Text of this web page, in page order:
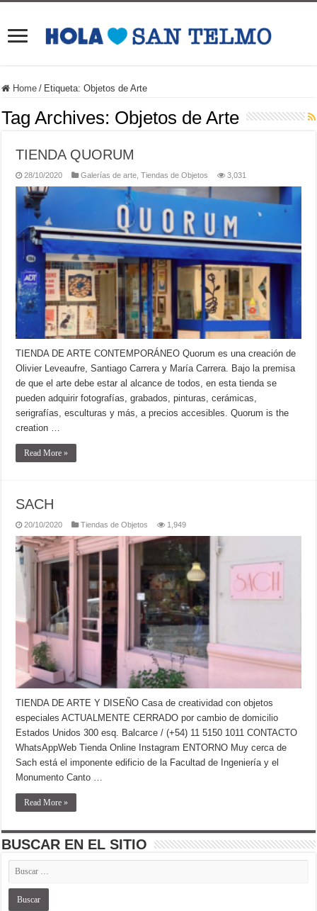
Home / Etiqueta:Objetos de Arte
Tag Archives: Objetos de Arte
TIENDA QUORUM
28/10/2020 Galerías de arte ,Tiendas de Objetos 3,031
TIENDA DE ARTE CONTEMPORÁNEO Quorum es una creación de
Olivier Leveaufre, Santiago Carrera y María Carrera. Bajo la premisa
de que el arte debe estar al alcance de todos, en esta tienda se
pueden adquirir fotografías, grabados, pinturas, cerámicas,
serigrafías, esculturas y más, a precios accesibles. Quorum is the
creation …
Read More »
SACH
20/10/2020 Tiendas de Objetos 1,949
TIENDA DE ARTE Y DISEÑO Casa de creatividad con objetos
especiales ACTUALMENTE CERRADO por cambio de domicilio
Estados Unidos 300 esq. Balcarce / (+54) 11 5150 1011 CONTACTO
WhatsAppWeb Tienda Online Instagram ENTORNO Muy cerca de
Sach está el imponente edificio de la Facultad de Ingeniería y el
Monumento Canto …
Read More »
BUSCAR EN EL SITIO